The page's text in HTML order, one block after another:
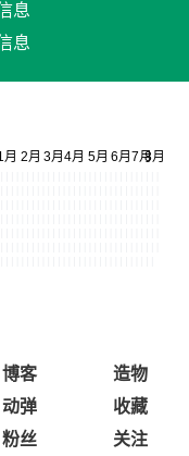
息
息
博客
造物
动弹
收藏
粉丝 关注